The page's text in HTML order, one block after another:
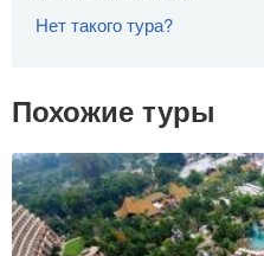
Нет такого тура?
Похожие туры